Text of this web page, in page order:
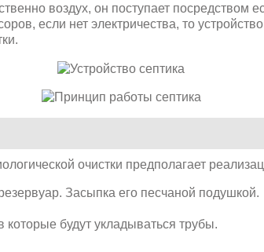
воздух, он поступает посредством
если нет электричества, то
очистки предполагает
Засыпка его песчаной подушкой.
которые будут укладываться трубы.